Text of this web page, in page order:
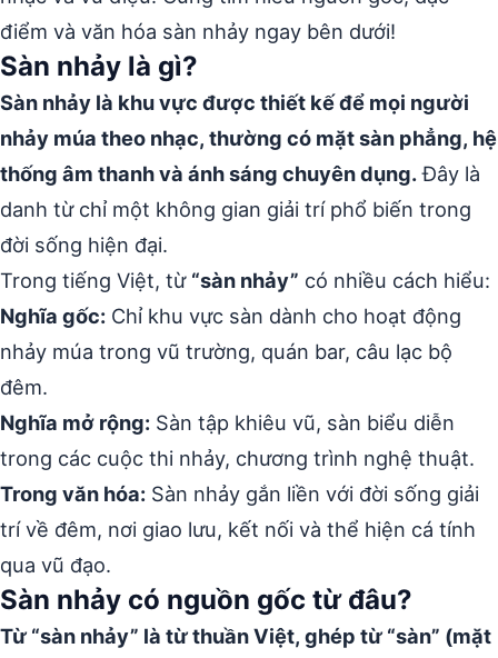
điểm và văn hóa sàn nhảy ngay bên dưới!
Sàn nhảy là gì?
Sàn nhảy là khu vực được thiết kế để mọi người
nhảy múa theo nhạc, thường có mặt sàn phẳng, hệ
thống âm thanh và ánh sáng chuyên dụng.Đây là
danh từ chỉ một không gian giải trí phổ biến trong
đời sống hiện đại.
Trong tiếng Việt, từ “sàn nhảy” có nhiều cách hiểu:
Nghĩa gốc: Chỉ khu vực sàn dành cho hoạt động
nhảy múa trong vũ trường, quán bar, câu lạc bộ
đêm.
Nghĩa mở rộng: Sàn tập khiêu vũ, sàn biểu diễn
trong các cuộc thi nhảy, chương trình nghệ thuật.
Trong văn hóa: Sàn nhảy gắn liền với đời sống giải
trí về đêm, nơi giao lưu, kết nối và thể hiện cá tính
qua vũ đạo.
Sàn nhảy có nguồn gốc từ đâu?
Từ “sàn nhảy” là từ thuần Việt, ghép từ “sàn” (mặt